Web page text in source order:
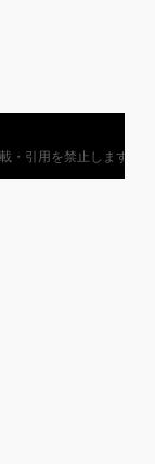
・引用を禁止します。